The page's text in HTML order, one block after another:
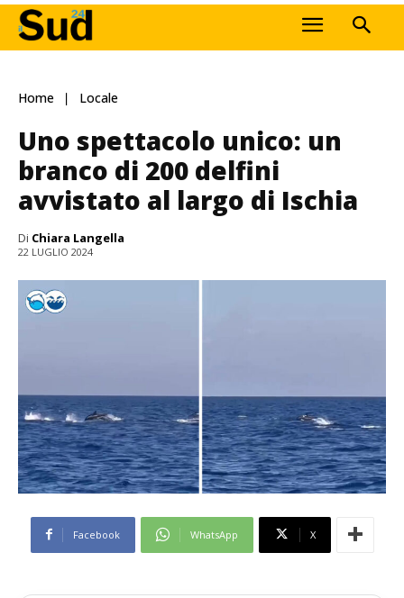
Home Locale
Uno spettacolo unico: un
branco di 200 delfini
avvistato al largo di Ischia
Di Chiara Langella
22 LUGLIO 2024
Facebook WhatsApp X